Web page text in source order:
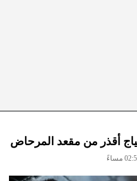
أقذر من مقعد المرحاض